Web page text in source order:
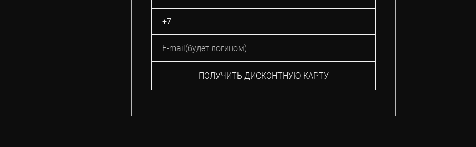
ПОЛУЧИТЬ ДИСКОНТНУЮ КАРТУ